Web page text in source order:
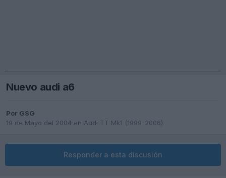
Nuevo audi a6
Por GSG
19 de Mayo del 2004 en Audi TT Mk1 (1999-2006)
Responder a esta discusión